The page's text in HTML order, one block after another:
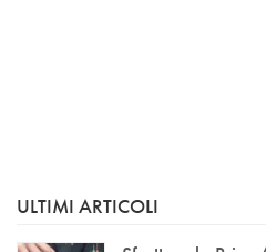
ULTIMI ARTICOLI